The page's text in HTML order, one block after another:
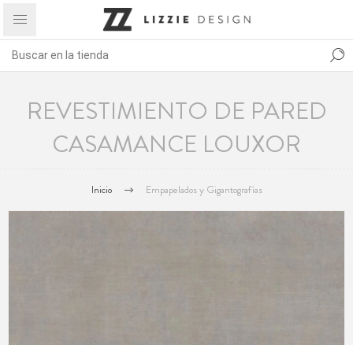
REVESTIMIENTO DE PARED
CASAMANCE LOUXOR
Inicio Empapelados y Gigantografías